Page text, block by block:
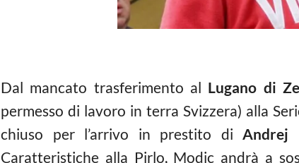
Dal mancato trasferimento al Lugano di
permesso di lavoro in terra Svizzera) alla
chiuso per l’arrivo in prestito diAndrej
Caratteristiche alla Pirlo, Modic andrà a